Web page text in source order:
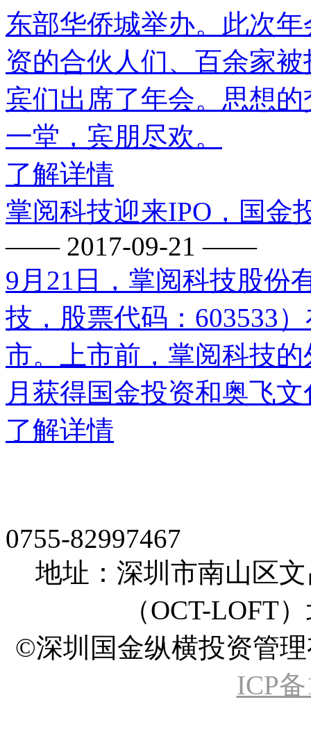
东部华侨城举办。此次
资的合伙人们、百余家
宾们出席了年会。思想
一堂，宾朋尽欢。
了解详情
掌阅科技迎来IPO，国金
—— 2017-09-21 ——
9月21日，掌阅科技股份
技，股票代码：603533
市。上市前，掌阅科技
月获得国金投资和奥飞
了解详情
0755-82997467
地址：深圳市南山区
（OCT-LOFT
©深圳国金纵横投资管
ICP